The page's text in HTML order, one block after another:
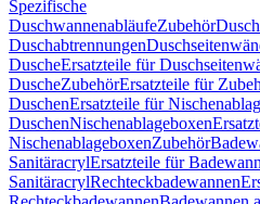
Spezifische
DuschwannenabläufeZubehör
Duschabtrennungen
DuscheErsatzteile für
DuscheZubehörErsatzteile für
DuschenErsatzteile für
DuschenNischenablageboxen
NischenablageboxenZubehör
SanitäracrylErsatzteile für
SanitäracrylRechteckbadewannen